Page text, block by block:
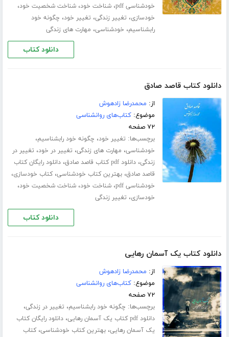
خودشناسی pdf ،شناخت خود،شناخت شخصیت خود،
خودسازی، تغییر زندگی، تغییر خود، چگونه خود
رابشناسیم، خودشناسی، مهارت های زندگی
دانلود کتاب
دانلود کتاب قاصد صادق
از: محمدرضا زادهوش
موضوع:کتاب‌های روانشناسی
۷۲ صفحه
برچسب‌ها: تغییر خود، چگونه خود رابشناسیم،
خودشناسی، مهارت های زندگی، تغییر در خود، تغییر در
زندگی،دانلود pdf کتاب قاصد صادق ،دانلود رایگان کتاب
قاصد صادق،بهترین کتاب خودشناسی،کتاب خودسازی،
خودشناسی pdf ،شناخت خود،شناخت شخصیت خود،
خودسازی، تغییر زندگی
دانلود کتاب
دانلود کتاب یک آسمان رهایی
از: محمدرضا زادهوش
موضوع:کتاب‌های روانشناسی
۷۲ صفحه
برچسب‌ها: چگونه خود رابشناسیم، تغییر در زندگی،
دانلود pdf کتاب یک آسمان رهایی ،دانلود رایگان کتاب
یک آسمان رهایی،بهترین کتاب خودشناسی،کتاب